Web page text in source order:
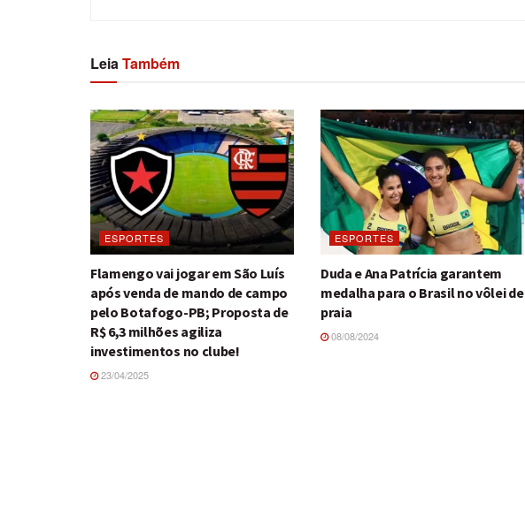
LeiaTambém
ESPORTES
Flamengo vai jogar em São Luís
após venda de mando de campo
pelo Botafogo-PB; Proposta de
R$ 6,3 milhões agiliza
investimentos no clube!
23/04/2025
ESPORTES
Duda e Ana Patrícia garantem
medalha para o Brasil no vôlei de
praia
08/08/2024